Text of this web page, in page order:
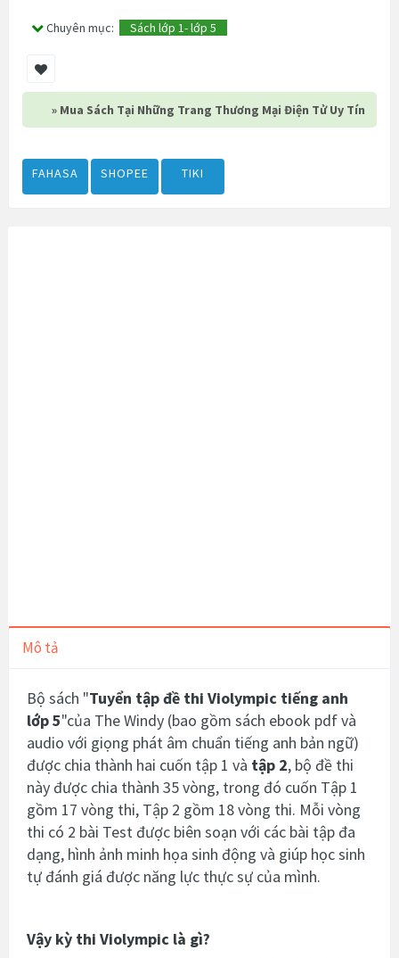
Chuyên mục: Sách lớp 1- lớp 5
» Mua Sách Tại Những Trang Thương Mại Điện Tử Uy Tín
FAHASA SHOPEE TIKI
Mô tả
Bộ sách "Tuyển tập đề thi Violympic tiếng anh
lớp 5"của The Windy (bao gồm sách ebook pdf và
audio với giọng phát âm chuẩn tiếng anh bản ngữ)
được chia thành hai cuốn tập 1 và tập 2, bộ đề thi
này được chia thành 35 vòng, trong đó cuốn Tập 1
gồm 17 vòng thi, Tập 2 gồm 18 vòng thi. Mỗi vòng
thi có 2 bài Test được biên soạn với các bài tập đa
dạng, hình ảnh minh họa sinh động và giúp học sinh
tự đánh giá được năng lực thực sự của mình.
Vậy kỳ thi Violympic là gì?